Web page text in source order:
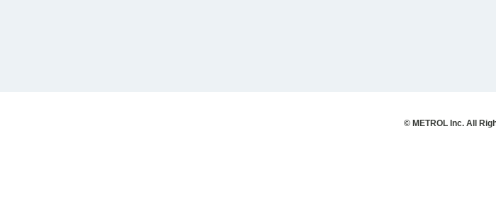
© METROL Inc. All